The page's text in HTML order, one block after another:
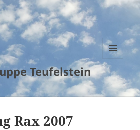
Teufelstein
MENU
AND
WIDGETS
Rax 2007